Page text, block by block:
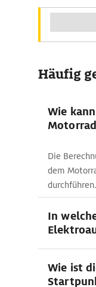
Häufig
Wie
Die
dem
durchführen.
In
Wie ist